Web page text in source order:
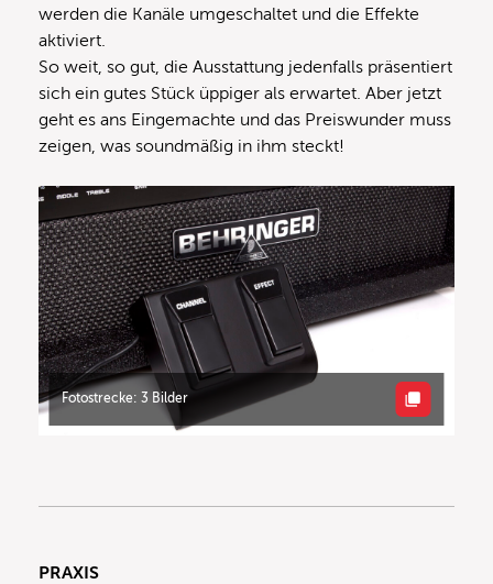
werden die Kanäle umgeschaltet und die Effekte
aktiviert.
So weit, so gut, die Ausstattung jedenfalls präsentiert
sich ein gutes Stück üppiger als erwartet. Aber jetzt
geht es ans Eingemachte und das Preiswunder muss
zeigen, was soundmäßig in ihm steckt!
Fotostrecke: 3 Bilder
PRAXIS